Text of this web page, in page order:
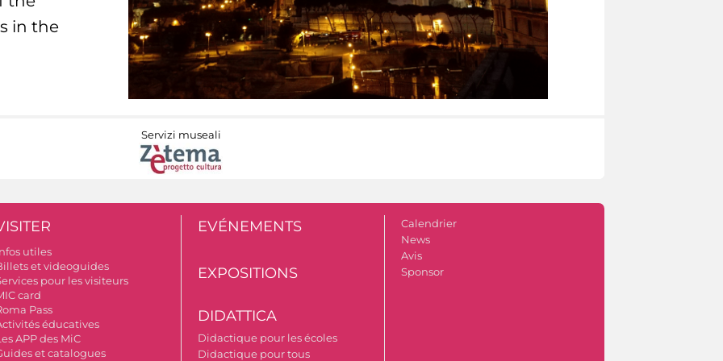
in the
Servizi museali
utiles
et videoguides
pour les visiteurs
card
Pass
éducatives
APP des MiC
et catalogues
EVÉNEMENTS
EXPOSITIONS
DIDATTICA
Didactique pour les écoles
Didactique pour tous
Calendrier
News
Avis
Sponsor